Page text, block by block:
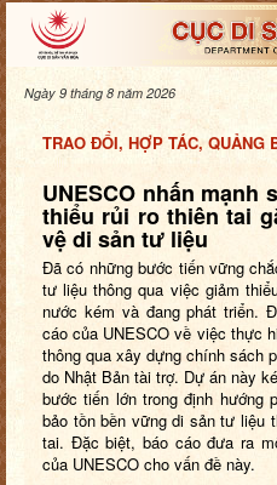
Ngày 9 tháng 8 năm 2026
TRAO ĐỔI, HỢP TÁC, QUẢNG
UNESCO nhấn mạnh
thiểu rủi ro thiên tai
vệ di sản tư liệu
Đã có những bước tiến vững
tư liệu thông qua việc giảm
nước kém và đang phát triển.
cáo của UNESCO về việc thực
thông qua xây dựng chính sách
do Nhật Bản tài trợ. Dự án này
bước tiến lớn trong định hướng
bảo tồn bền vững di sản tư liệu
tai. Đặc biệt, báo cáo đưa ra
của UNESCO cho vấn đề này.